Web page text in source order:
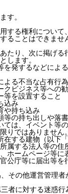
す。
する権利について
ることはできませ
たり、次に掲げる
します。
を発するなどによ
よる不当な占有行為
クビジネス等への
等を設置すること
込み
や持ち込み
等の持ち出しや落
ては、イベント等
りではありません
する建物（以下
属する法人等の住
ホームページ等に
公庁等に届出等を
その他運営管理者
者に対する迷惑行